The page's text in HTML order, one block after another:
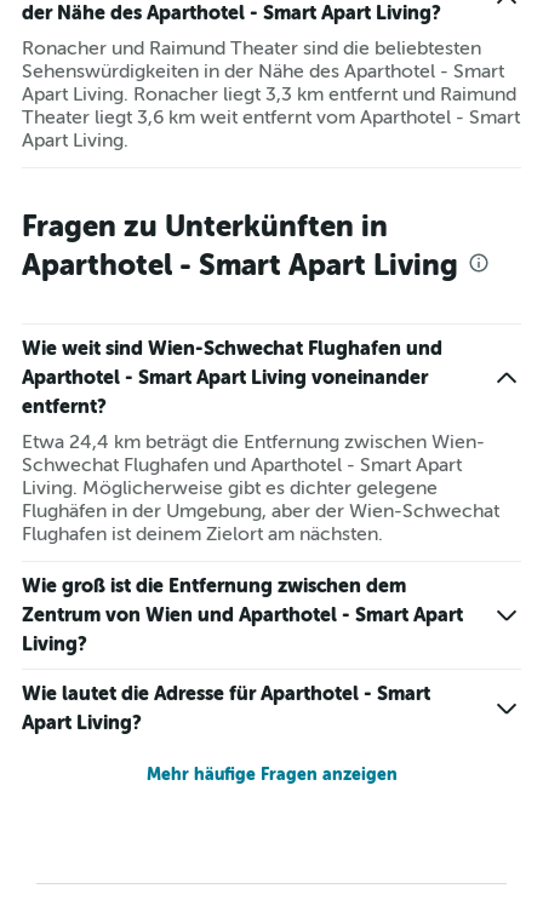
der Nähe des Aparthotel - Smart Apart Living?
Ronacher und Raimund Theater sind die beliebtesten
Sehenswürdigkeiten in der Nähe des Aparthotel - Smart
Apart Living. Ronacher liegt 3,3 km entfernt und Raimund
Theater liegt 3,6 km weit entfernt vom Aparthotel - Smart
Apart Living.
Fragen zu Unterkünften in
Aparthotel - Smart Apart Living
Wie weit sind Wien-Schwechat Flughafen und
Aparthotel - Smart Apart Living voneinander
entfernt?
Etwa 24,4 km beträgt die Entfernung zwischen Wien-
Schwechat Flughafen und Aparthotel - Smart Apart
Living. Möglicherweise gibt es dichter gelegene
Flughäfen in der Umgebung, aber der Wien-Schwechat
Flughafen ist deinem Zielort am nächsten.
Wie groß ist die Entfernung zwischen dem
Zentrum von Wien und Aparthotel - Smart Apart
Living?
Wie lautet die Adresse für Aparthotel - Smart
Apart Living?
Mehr häufige Fragen anzeigen